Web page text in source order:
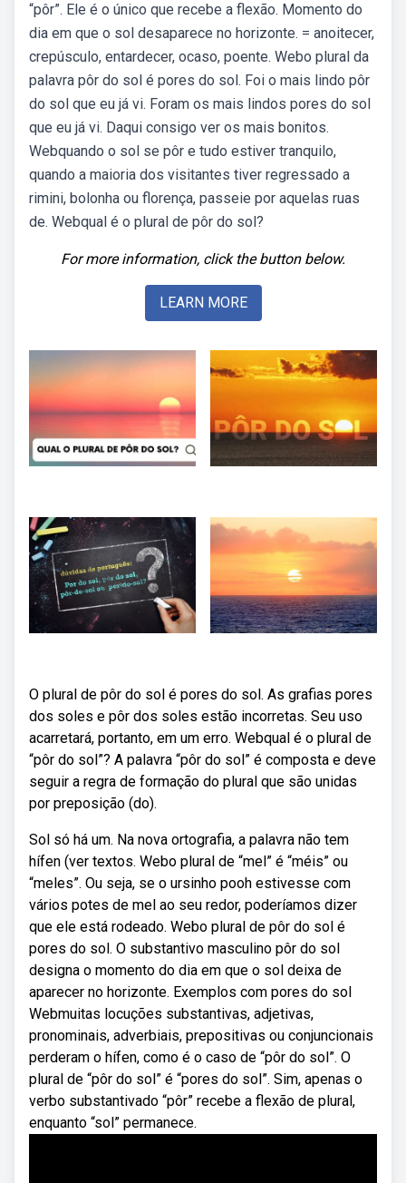
“pôr”. Ele é o único que recebe a flexão. Momento do
dia em que o sol desaparece no horizonte. = anoitecer,
crepúsculo, entardecer, ocaso, poente. Webo plural da
palavra pôr do sol é pores do sol. Foi o mais lindo pôr
do sol que eu já vi. Foram os mais lindos pores do sol
que eu já vi. Daqui consigo ver os mais bonitos.
Webquando o sol se pôr e tudo estiver tranquilo,
quando a maioria dos visitantes tiver regressado a
rimini, bolonha ou florença, passeie por aquelas ruas
de. Webqual é o plural de pôr do sol?
For more information, click the button below.
LEARN MORE
O plural de pôr do sol é pores do sol. As grafias pores
dos soles e pôr dos soles estão incorretas. Seu uso
acarretará, portanto, em um erro. Webqual é o plural de
“pôr do sol”? A palavra “pôr do sol” é composta e deve
seguir a regra de formação do plural que são unidas
por preposição (do).
Sol só há um. Na nova ortografia, a palavra não tem
hífen (ver textos. Webo plural de “mel” é “méis” ou
“meles”. Ou seja, se o ursinho pooh estivesse com
vários potes de mel ao seu redor, poderíamos dizer
que ele está rodeado. Webo plural de pôr do sol é
pores do sol. O substantivo masculino pôr do sol
designa o momento do dia em que o sol deixa de
aparecer no horizonte. Exemplos com pores do sol
Webmuitas locuções substantivas, adjetivas,
pronominais, adverbiais, prepositivas ou conjuncionais
perderam o hífen, como é o caso de “pôr do sol”. O
plural de “pôr do sol” é “pores do sol”. Sim, apenas o
verbo substantivado “pôr” recebe a flexão de plural,
enquanto “sol” permanece.